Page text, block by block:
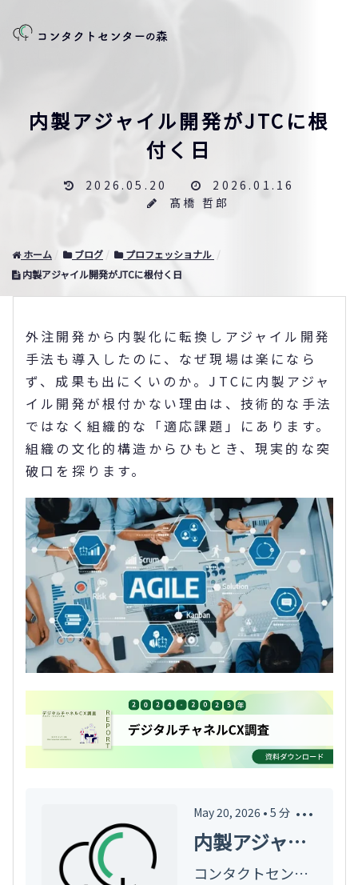
内製アジャイル開発がJTCに根
付く日
2026.05.20
2026.01.16
髙橋 哲郎
ホーム ブログ
プロフェッショナル
内製アジャイル開発がJTCに根付く日
外注開発から内製化に転換しアジャイル開発
手法も導入したのに、なぜ現場は楽になら
ず、成果も出にくいのか。JTCに内製アジャ
イル開発が根付かない理由は、技術的な手法
ではなく組織的な「適応課題」にあります。
組織の文化的構造からひもとき、現実的な突
破口を探ります。
May 20, 2026 • 5 分
内製アジャイルを加速するガードレール
コンタクトセンターの森オーディオブログ